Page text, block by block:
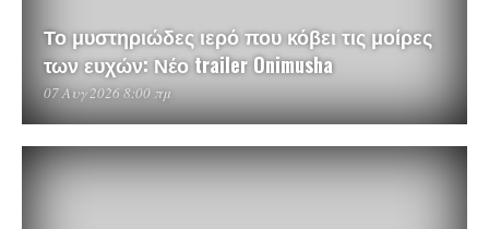
Το μυστηριώδες ιερό που κόβει τις μοίρες
των ευχών: Νέο trailer Onimusha
07 Αυγ 2026 8:00 πμ